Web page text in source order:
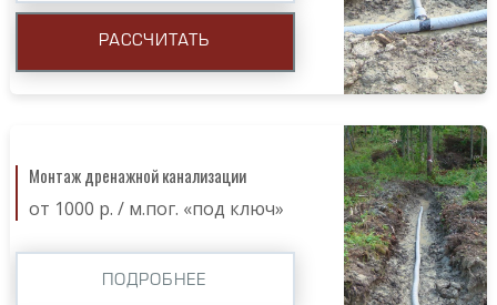
РАССЧИТАТЬ
Монтаж дренажной канализации
от 1000 р. / м.пог. «под ключ»
ПОДРОБНЕЕ